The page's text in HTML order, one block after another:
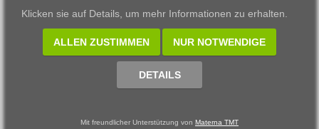
Impressum
Datenschutzerklärung
Gießen
Kassel
Wiesbaden
Fortbildungszentrum
Klicken sie auf Details, um mehr Informationen zu erhalten.
ALLEN ZUSTIMMEN NUR NOTWENDIGE
DETAILS
Mit freundlicher Unterstützung von Materna TMT